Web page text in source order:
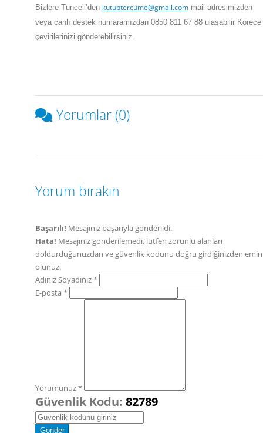
Bizlere Tunceli’den kutuptercume@gmail.com mail adresimizden
veya canlı destek numaramızdan 0850 811 67 88 ulaşabilir Korece
çevirilerinizi gönderebilirsiniz.
Yorumlar (0)
Yorum bırakın
Başarılı! Mesajınız başarıyla gönderildi.
Hata! Mesajınız gönderilemedi, lütfen zorunlu alanları
doldurduğunuzdan ve güvenlik kodunu doğru girdiğinizden emin
olunuz.
Adınız Soyadınız *
E-posta *
Yorumunuz *
Güvenlik Kodu: 82789